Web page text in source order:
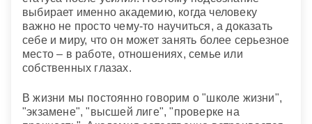
выбирает именно академию, когда человеку
важно не просто чему-то научиться, а доказать
себе и миру, что он может занять более серьезное
место – в работе, отношениях, семье или
собственных глазах.
В жизни мы постоянно говорим о "школе жизни",
"экзамене", "высшей лиге", "проверке на